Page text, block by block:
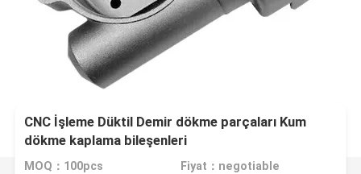
CNC İşleme Düktil Demir dökme parçaları Kum
dökme kaplama bileşenleri
MOQ：100pcs Fiyat：negotiable